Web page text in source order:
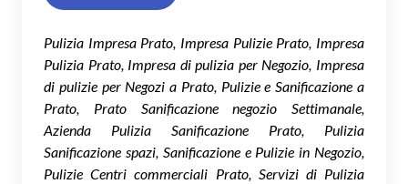
Pulizia Impresa Prato, Impresa Pulizie Prato, Impresa
Pulizia Prato, Impresa di pulizia per Negozio, Impresa
di pulizie per Negozi a Prato, Pulizie e Sanificazione a
Prato, Prato Sanificazione negozio Settimanale,
Azienda Pulizia Sanificazione Prato, Pulizia
Sanificazione spazi, Sanificazione e Pulizie in Negozio,
Pulizie Centri commerciali Prato, Servizi di Pulizia